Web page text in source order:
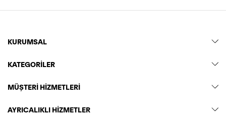
KURUMSAL
KATEGORİLER
MÜŞTERİ HİZMETLERİ
AYRICALIKLI HİZMETLER